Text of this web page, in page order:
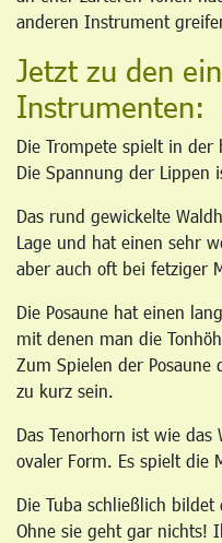
anderen Instrument
Jetzt zu den
Instrumenten:
Die Trompete spielt in der
Die Spannung der Lippen
Das rund gewickelte
Lage und hat einen sehr
aber auch oft bei fetziger
Die Posaune hat einen
mit denen man die
Zum Spielen der
zu kurz sein.
Das Tenorhorn ist wie
ovaler Form. Es spielt die
Die Tuba schließlich
Ohne sie geht gar nichts!